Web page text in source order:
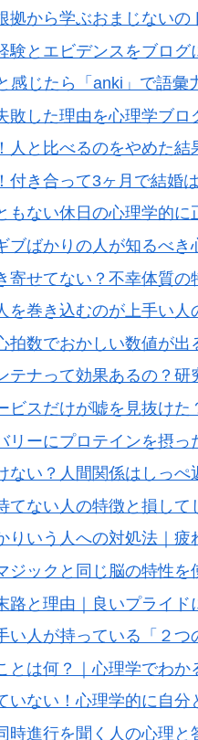
拠から学ぶおまじないの
験とエビデンスをブログ
感じたら「anki」で語彙
敗した理由を心理学ブロ
人と比べるのをやめた結
付き合って3ヶ月で結婚
もない休日の心理学的に
ブばかりの人が知るべき
寄せてない？不幸体質の
を巻き込むのが上手い人
拍数でおかしい数値が出
テナって効果あるの？
ビスだけが嘘を見抜けた
リーにプロテインを摂っ
ない？人間関係はしっぺ
てない人の特徴と損して
りいう人への対処法｜疲
ジックと同じ脳の特性を
路と理由｜良いプライド
い人が持っている「２つ
とは何？｜心理学でわ
いない！心理学的に自分
時進行を聞く人の心理と